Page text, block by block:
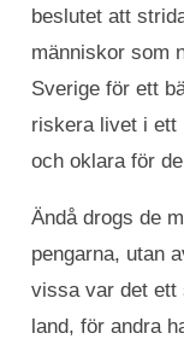
beslutet att
människor som
Sverige för ett
riskera livet i ett
och oklara för
Ändå drogs de
pengarna, utan
vissa var det ett
land, för andra